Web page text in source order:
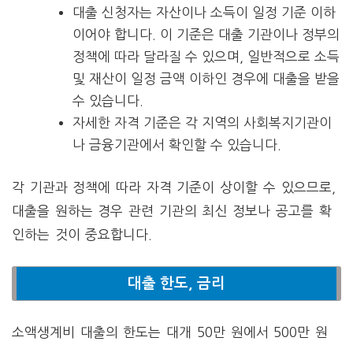
대출 신청자는 자산이나 소득이 일정 기준 이하
이어야 합니다. 이 기준은 대출 기관이나 정부의
정책에 따라 달라질 수 있으며, 일반적으로 소득
및 재산이 일정 금액 이하인 경우에 대출을 받을
수 있습니다.
자세한 자격 기준은 각 지역의 사회복지기관이
나 금융기관에서 확인할 수 있습니다.
각 기관과 정책에 따라 자격 기준이 상이할 수 있으므로,
대출을 원하는 경우 관련 기관의 최신 정보나 공고를 확
인하는 것이 중요합니다.
대출 한도, 금리
소액생계비 대출의 한도는 대개 50만 원에서 500만 원